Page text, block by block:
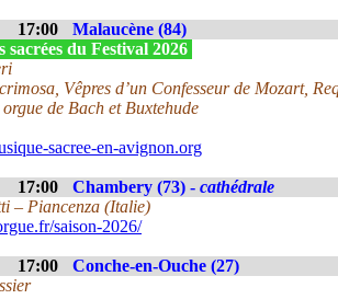
17:00
Malaucène (84)
sacrées du Festival 2026
Vêpres d’un Confesseur de Mozart,
de Bach et Buxtehude
sacree-en-avignon.org
17:00 Chambery (73) - cathédrale
– Piancenza (Italie)
saison-2026/
17:00
Conche-en-Ouche (27)